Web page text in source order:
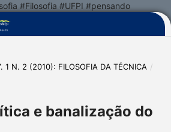
#Filosofia #UFPI #pensando
1 N. 2 (2010): FILOSOFIA DA TÉCNICA /
e banalização do